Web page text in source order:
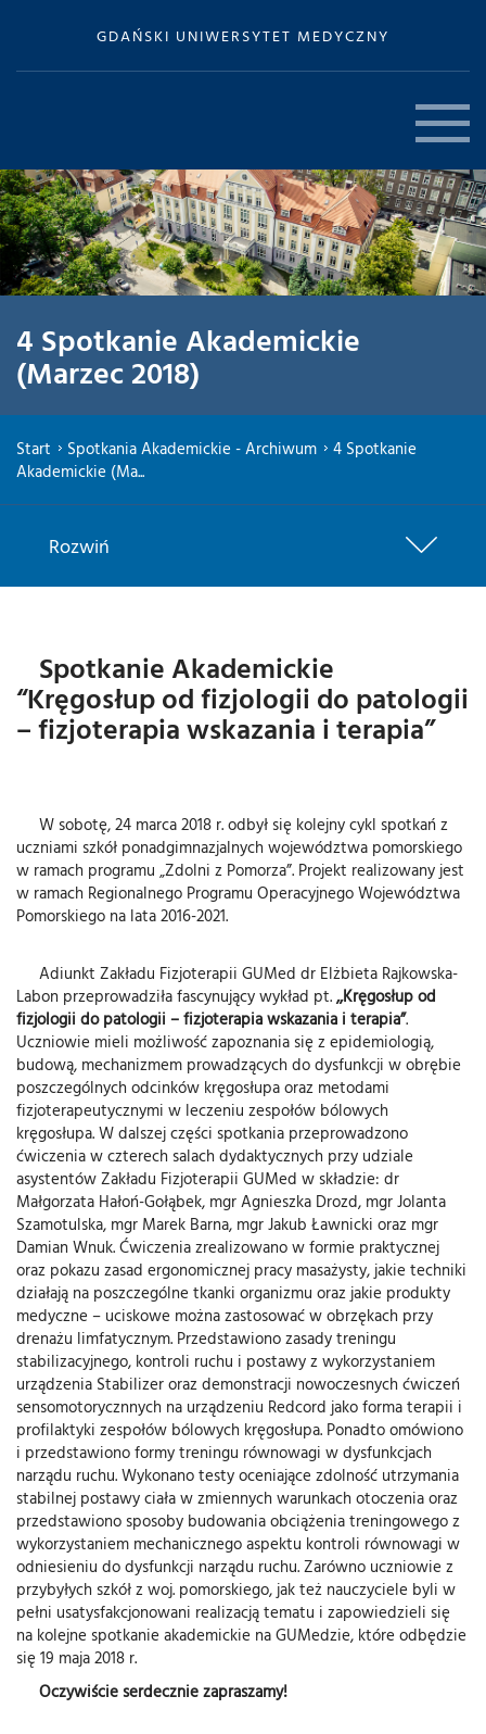
GDAŃSKI UNIWERSYTET MEDYCZNY
4 Spotkanie Akademickie
(Marzec 2018)
Start Spotkania Akademickie - Archiwum
4 Spotkanie
Akademickie (Ma...
Rozwiń
Spotkanie Akademickie
“Kręgosłup od fizjologii do patologii
– fizjoterapia wskazania i terapia”
W sobotę, 24 marca 2018 r. odbył się kolejny cykl spotkań z
uczniami szkół ponadgimnazjalnych województwa pomorskiego
w ramach programu „Zdolni z Pomorza”. Projekt realizowany jest
w ramach Regionalnego Programu Operacyjnego Województwa
Pomorskiego na lata 2016-2021.
Adiunkt Zakładu Fizjoterapii GUMed dr Elżbieta Rajkowska-
Labon przeprowadziła fascynujący wykład pt.,,Kręgosłup od
fizjologii do patologii – fizjoterapia wskazania i terapia”.
Uczniowie mieli możliwość zapoznania się z epidemiologią,
budową, mechanizmem prowadzących do dysfunkcji w obrębie
poszczególnych odcinków kręgosłupa oraz metodami
fizjoterapeutycznymi w leczeniu zespołów bólowych
kręgosłupa. W dalszej części spotkania przeprowadzono
ćwiczenia w czterech salach dydaktycznych przy udziale
asystentów Zakładu Fizjoterapii GUMed w składzie: dr
Małgorzata Hałoń-Gołąbek, mgr Agnieszka Drozd, mgr Jolanta
Szamotulska, mgr Marek Barna, mgr Jakub Ławnicki oraz mgr
Damian Wnuk. Ćwiczenia zrealizowano w formie praktycznej
oraz pokazu zasad ergonomicznej pracy masażysty, jakie techniki
działają na poszczególne tkanki organizmu oraz jakie produkty
medyczne – uciskowe można zastosować w obrzękach przy
drenażu limfatycznym. Przedstawiono zasady treningu
stabilizacyjnego, kontroli ruchu i postawy z wykorzystaniem
urządzenia Stabilizer oraz demonstracji nowoczesnych ćwiczeń
sensomotorycznnych na urządzeniu Redcord jako forma terapii i
profilaktyki zespołów bólowych kręgosłupa. Ponadto omówiono
i przedstawiono formy treningu równowagi w dysfunkcjach
narządu ruchu. Wykonano testy oceniające zdolność utrzymania
stabilnej postawy ciała w zmiennych warunkach otoczenia oraz
przedstawiono sposoby budowania obciążenia treningowego z
wykorzystaniem mechanicznego aspektu kontroli równowagi w
odniesieniu do dysfunkcji narządu ruchu. Zarówno uczniowie z
przybyłych szkół z woj. pomorskiego, jak też nauczyciele byli w
pełni usatysfakcjonowani realizacją tematu i zapowiedzieli się
na kolejne spotkanie akademickie na GUMedzie, które odbędzie
się 19 maja 2018 r.
Oczywiście serdecznie zapraszamy!